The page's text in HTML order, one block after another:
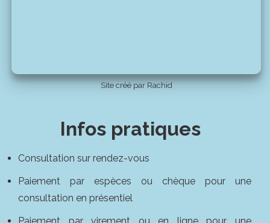
Site créé par Rachid
Infos pratiques
Consultation sur rendez-vous
Paiement par espèces ou chèque pour une
consultation en présentiel